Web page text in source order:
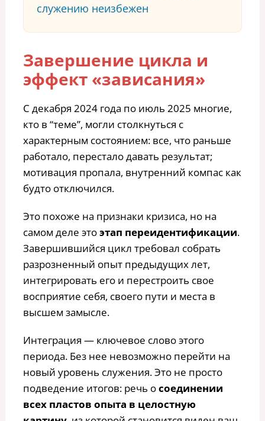
служению неизбежен
Завершение цикла и
эффект «зависания»
С декабря 2024 года по июль 2025 многие,
кто в “теме”, могли столкнуться с
характерным состоянием: все, что раньше
работало, перестало давать результат;
мотивация пропала, внутренний компас как
будто отключился.
Это похоже на признаки кризиса, но на
самом деле этоэтап переидентификации.
Завершившийся цикл требовал собрать
разрозненный опыт предыдущих лет,
интегрировать его и перестроить свое
восприятие себя, своего пути и места в
высшем замысле.
Интеграция — ключевое слово этого
периода. Без нее невозможно перейти на
новый уровень служения. Это не просто
подведение итогов: речь осоединении
всех пластов опыта в целостную